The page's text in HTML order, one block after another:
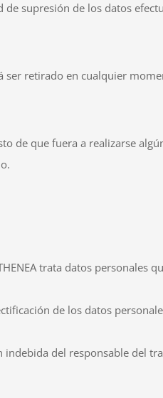
supresión de los datos
ser retirado en cualquier
de que fuera a realizarse
trata datos personales
de los datos
del responsable del